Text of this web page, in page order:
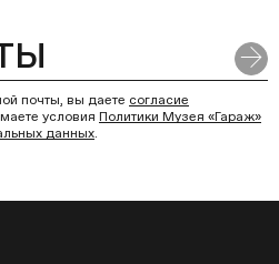
почты, вы даете согласие
условия Политики Музея «Гараж»
данных.